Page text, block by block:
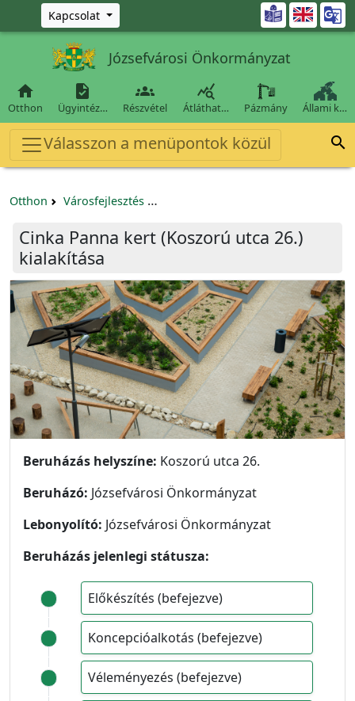
Ugrás a fő tartalomra
Kapcsolat 
Józsefvárosi Önkormányzat

Otthon

Ügyintéz…

Részvétel

Átláthat… Pázmány Állami k…
Válasszon a menüpontok közül 
Otthon Városfejlesztés
Cinka Panna kert (Koszorú utca 26.)
kialakítása
Beruházás helyszíne: Koszorú utca 26.
Beruházó: Józsefvárosi Önkormányzat
Lebonyolító: Józsefvárosi Önkormányzat
Beruházás jelenlegi státusza:
Előkészítés (befejezve)
Koncepcióalkotás (befejezve)
Véleményezés (befejezve)